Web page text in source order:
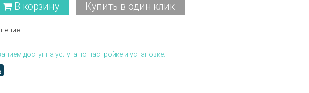
В корзину Купить в один клик
доступна услуга по настройке и установке.